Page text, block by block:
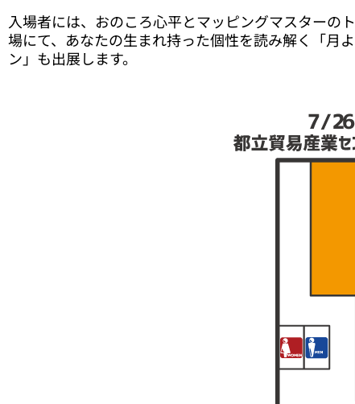
入場者には、おのころ心平とマッピングマスターの
場にて、あなたの生まれ持った個性を読み解く「月
ン」も出展します。